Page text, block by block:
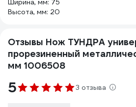
Ширина, мм: 75
Высота, мм: 20
Отзывы Нож ТУНДРА
прорезиненный
мм 1006508
5 3 отзыва